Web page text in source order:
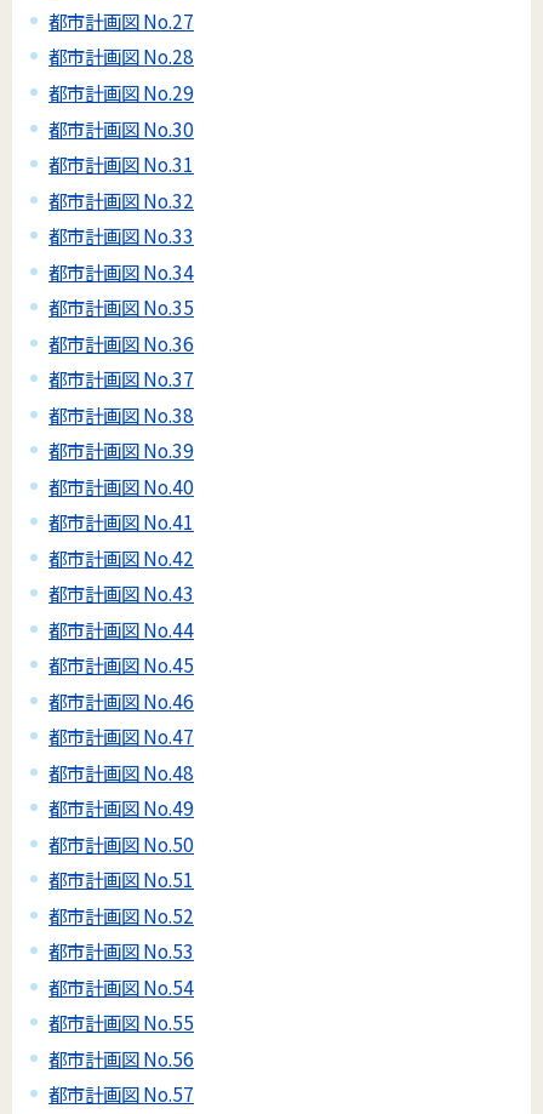
都市計画図 No.27
都市計画図 No.28
都市計画図 No.29
都市計画図 No.30
都市計画図 No.31
都市計画図 No.32
都市計画図 No.33
都市計画図 No.34
都市計画図 No.35
都市計画図 No.36
都市計画図 No.37
都市計画図 No.38
都市計画図 No.39
都市計画図 No.40
都市計画図 No.41
都市計画図 No.42
都市計画図 No.43
都市計画図 No.44
都市計画図 No.45
都市計画図 No.46
都市計画図 No.47
都市計画図 No.48
都市計画図 No.49
都市計画図 No.50
都市計画図 No.51
都市計画図 No.52
都市計画図 No.53
都市計画図 No.54
都市計画図 No.55
都市計画図 No.56
都市計画図 No.57